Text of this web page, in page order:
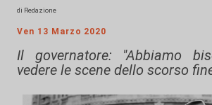
di Redazione
Ven 13 Marzo 2020
Il governatore: "Abbiamo
vedere le scene dello scorso